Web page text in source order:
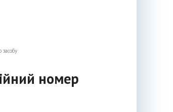
номер